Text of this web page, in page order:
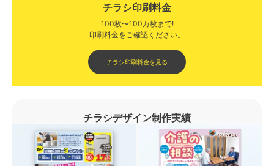
チラシ印刷料金
100枚〜100万枚まで!
印刷料金をご確認ください。​
チラシ印刷料金を見る
チラシデザイン制作実績